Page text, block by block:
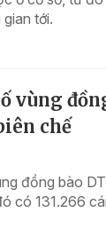
tới.
vùng
chế
đồng bào
có 131.266